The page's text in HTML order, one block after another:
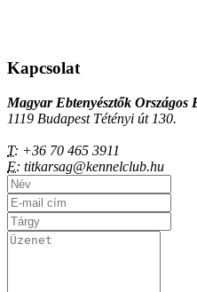
Kapcsolat
Magyar Ebtenyésztők Országos
1119 Budapest Tétényi út 130.
T: +36 70 465 3911
E: titkarsag@kennelclub.hu